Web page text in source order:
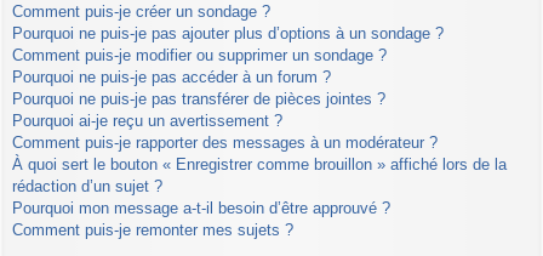
Comment puis-je créer un sondage ?
Pourquoi ne puis-je pas ajouter plus d’options à un sondage ?
Comment puis-je modifier ou supprimer un sondage ?
Pourquoi ne puis-je pas accéder à un forum ?
Pourquoi ne puis-je pas transférer de pièces jointes ?
Pourquoi ai-je reçu un avertissement ?
Comment puis-je rapporter des messages à un modérateur ?
À quoi sert le bouton « Enregistrer comme brouillon » affiché lors de la
rédaction d’un sujet ?
Pourquoi mon message a-t-il besoin d’être approuvé ?
Comment puis-je remonter mes sujets ?